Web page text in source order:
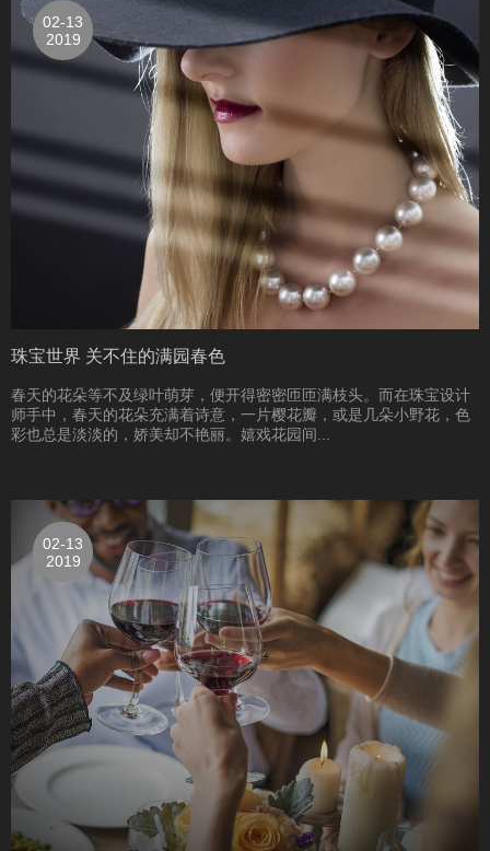
02-13
2019
珠宝世界 关不住的满园春色
春天的花朵等不及绿叶萌芽，便开得密密匝匝满枝头。而在珠宝设计
师手中，春天的花朵充满着诗意，一片樱花瓣，或是几朵小野花，色
彩也总是淡淡的，娇美却不艳丽。嬉戏花园间...
02-13
2019